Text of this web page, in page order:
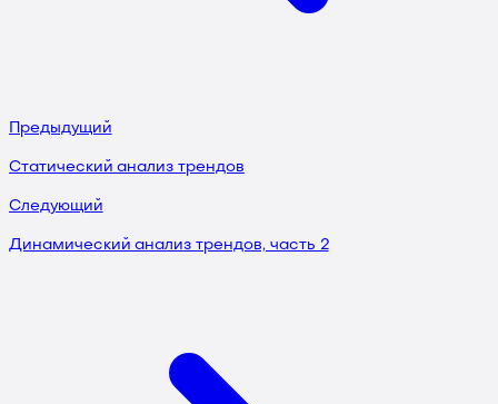
Предыдущий
Статический анализ трендов
Следующий
Динамический анализ трендов, часть 2